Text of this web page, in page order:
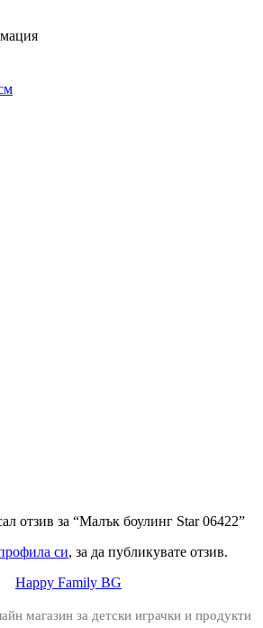
отзив за “Малък боулинг Star 06422”
си, за да публикувате отзив.
магазин за детски играчки и продукти